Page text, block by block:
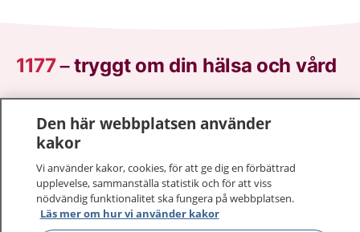
1177–tryggt om din hälsa och vård
På 1177.se får du råd om hälsa och information om
sjukdomar och vilka mottagningar du kan kontakta.
Logga in för att läsa din journal och göra dina
vårdärenden. Ring telefonnummer 1177 för
sjukvårdsrådgivning dygnet runt.
1177 ger dig råd när du vill må bättre.
Den här webbplatsen använder
kakor
Vi använder kakor, cookies, för att ge dig en förbättrad
upplevelse, sammanställa statistik och för att viss
nödvändig funktionalitet ska fungera på webbplatsen.
Läs mer om hur vi använder kakor